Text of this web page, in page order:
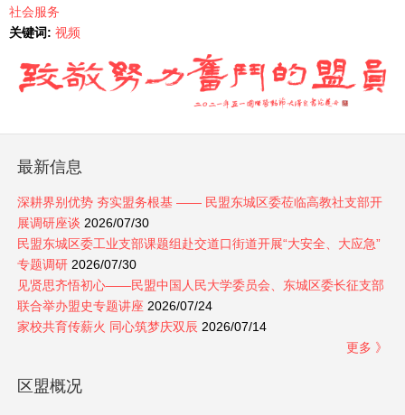
社会服务
关键词: 视频
最新信息
深耕界别优势 夯实盟务根基 —— 民盟东城区委莅临高教社支部开
展调研座谈 2026/07/30
民盟东城区委工业支部课题组赴交道口街道开展“大安全、大应急”
专题调研2026/07/30
见贤思齐悟初心——民盟中国人民大学委员会、东城区委长征支部
联合举办盟史专题讲座 2026/07/24
家校共育传薪火 同心筑梦庆双辰 2026/07/14
更多 》
区盟概况